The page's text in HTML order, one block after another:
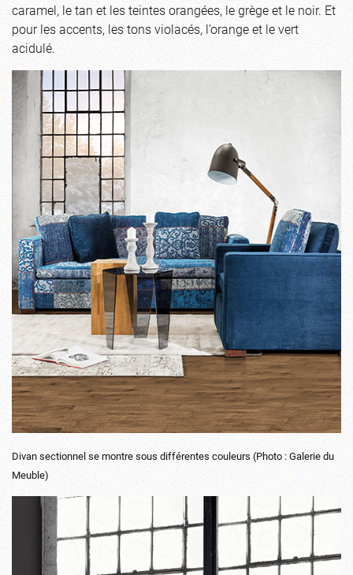
caramel, le tan et les teintes orangées, le grège et le noir. Et
pour les accents, les tons violacés, l’orange et le vert
acidulé.
Divan sectionnel se montre sous différentes couleurs (Photo : Galerie du
Meuble)